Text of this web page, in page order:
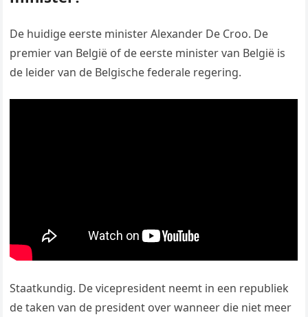
De huidige eerste minister Alexander De Croo. De
premier van België of de eerste minister van België is
de leider van de Belgische federale regering.
Staatkundig. De vicepresident neemt in een republiek
de taken van de president over wanneer die niet meer